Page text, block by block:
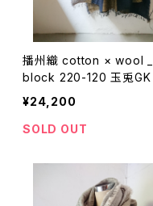
播州織 cotton × wool __
block 220-120 玉兎GK
¥24,200
SOLD OUT